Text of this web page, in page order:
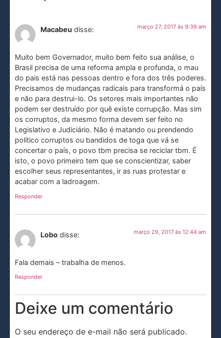
Macabeu disse: março 27, 2017 às 9:39 am
Muito bem Governador, muito bem feito sua análise, o
Brasil precisa de uma reforma ampla e profunda, o mau
do pais está nas pessoas dentro e fora dos três poderes.
Precisamos de mudanças radicais para transformá o país
e não para destrui-lo. Os setores mais importantes não
podem ser destruído por quê existe corrupção. Mas sim
os corruptos, da mesmo forma devem ser feito no
Legislativo e Judiciário. Não é matando ou prendendo
político corruptos ou bandidos de toga que vá se
concertar o país, o povo tbm precisa se reciclar tbm. É
isto, o povo primeiro tem que se conscientizar, saber
escolher seus representantes, ir as ruas protestar e
acabar com a ladroagem.
Responder
Lobo disse: março 29, 2017 às 12:44 am
Fala demais – trabalha de menos.
Responder
Deixe um comentário
O seu endereço de e-mail não será publicado.